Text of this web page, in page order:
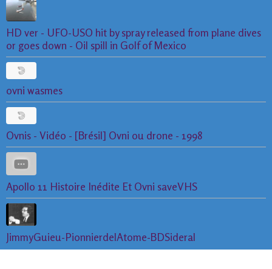
HD ver - UFO-USO hit by spray released from plane dives
or goes down - Oil spill in Golf of Mexico
ovni wasmes
Ovnis - Vidéo - [Brésil] Ovni ou drone - 1998
Apollo 11 Histoire Inédite Et Ovni saveVHS
JimmyGuieu-PionnierdelAtome-BDSideral